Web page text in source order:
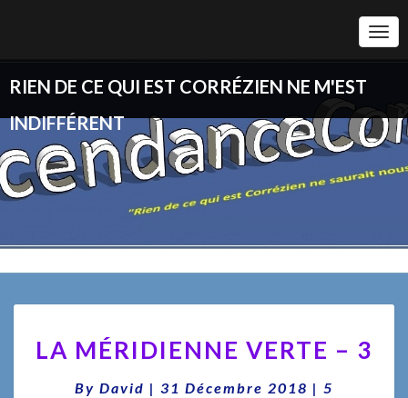
RIEN DE CE QUI EST CORRÉZIEN NE M'EST
INDIFFÉRENT
MÉRIDIENNE
–
LA MÉRIDIENNE VERTE – 3
By David | 31 Décembre 2018 | Comments
5